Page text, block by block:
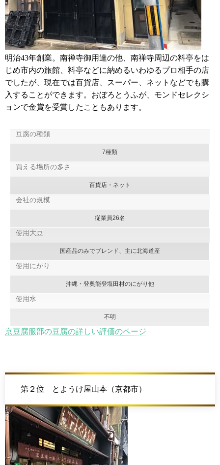
明治43年創業。南禅寺御用達の他、南禅寺周辺の料亭をは
じめ市内の旅館、料亭などに納めるいわゆるプロ相手の店
でしたが、現在では百貨店、スーパー、ネットなどでも購
入することができます。おぼろとうふが、モンドセレクシ
ョンで金賞を受賞したこともあります。
豆腐の種類
7種類
買える場所の多さ
百貨店・ネット
会社の規模
従業員26名
使用大豆
国産品のみでブレンド、主に北海道産
使用にがり
沖縄・登奥能登塩田村のにがり他
使用水
不明
京豆腐服部の豆腐の詳しい評価のページ
第２位 とようけ屋山本（京都市）